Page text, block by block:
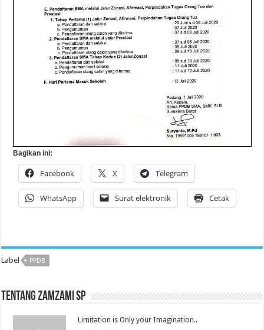
Bagikan ini:
Facebook X Telegram
WhatsApp Surat elektronik Cetak
Label PPDB
Tentang Zamzami SP
Limitation is Only your Imagination..